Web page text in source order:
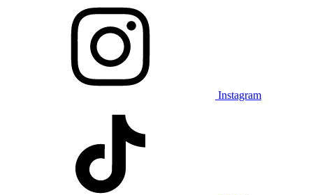
Instagram